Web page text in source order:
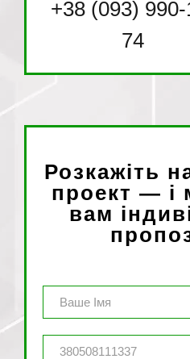
+38 (093)
74
Розкажіть
проект — і
вам